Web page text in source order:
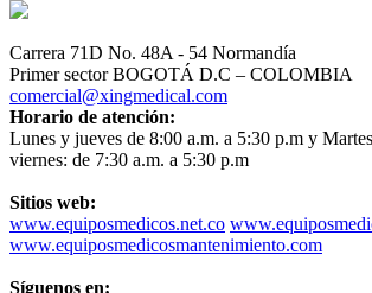
Carrera 71D No. 48A - 54 Normandía
Primer sector BOGOTÁ D.C – COLOMBIA
comercial@xingmedical.com
Horario de atención:
Lunes y jueves de 8:00 a.m. a 5:30 p.m y
viernes: de 7:30 a.m. a 5:30 p.m
Sitios web:
www.equiposmedicos.net.co
www.equiposmedicosmantenimiento.com
Síguenos en: